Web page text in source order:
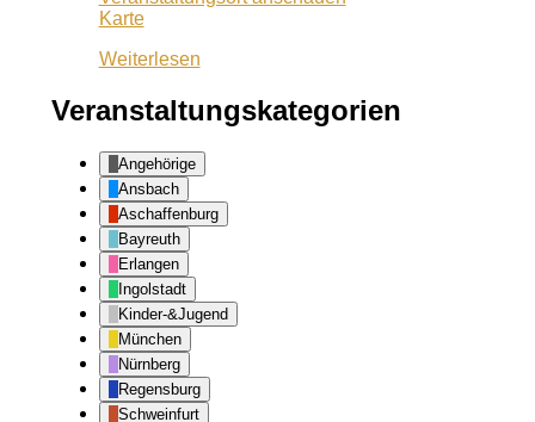
KarteQueeres
Erlangen
Weiterlesen
Veranstaltungskategorien
Angehörige
Ansbach
Aschaffenburg
Bayreuth
Erlangen
Ingolstadt
Kinder-&Jugend
München
Nürnberg
Regensburg
Schweinfurt